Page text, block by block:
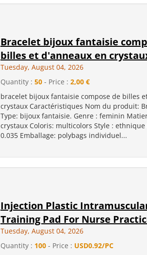
Bracelet bijoux fantaisie
billes et d'anneaux en
Tuesday, August 04, 2026
Quantity : 50- Price : 2,00 €
bracelet bijoux fantaisie compose de billes
crystaux Caractéristiques Nom du produit:
Type: bijoux fantaisie. Genre : feminin
crystaux Coloris: multicolors Style : ethnique
0.035 Emballage: polybags individuel...
Injection Plastic
Training Pad For Nurse
Tuesday, August 04, 2026
Quantity : 100- Price : USD0.92/PC